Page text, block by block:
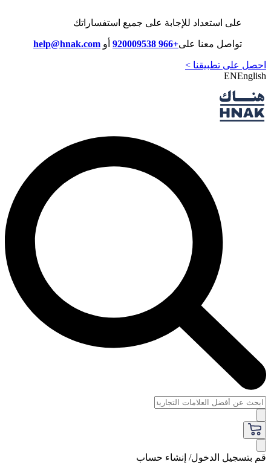
على استعداد للإجابة على جميع استفساراتك
تواصل معنا على+966 920009538 أو help@hnak.com
احصل على تطبيقنا >
ENEnglish
قم بتسجيل الدخول/ إنشاء حساب